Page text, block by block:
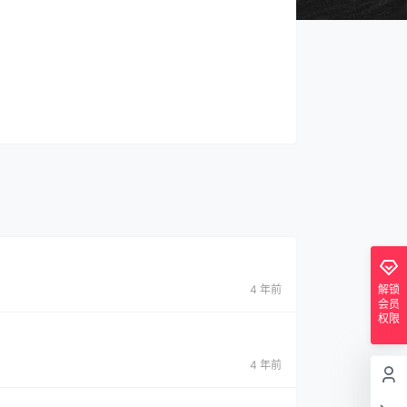
4 年前
4 年前
解锁
会员
权限